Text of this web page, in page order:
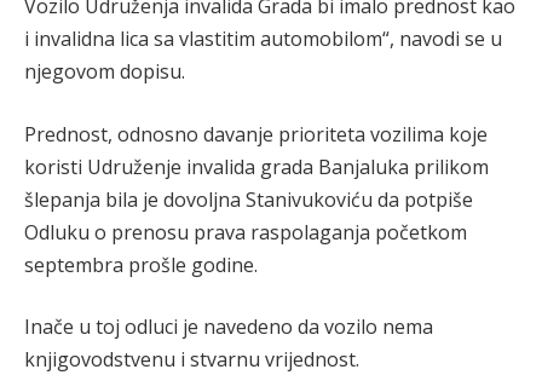
Vozilo Udruženja invalida Grada bi imalo prednost kao
i invalidna lica sa vlastitim automobilom“, navodi se u
njegovom dopisu.
Prednost, odnosno davanje prioriteta vozilima koje
koristi Udruženje invalida grada Banjaluka prilikom
šlepanja bila je dovoljna Stanivukoviću da potpiše
Odluku o prenosu prava raspolaganja početkom
septembra prošle godine.
Inače u toj odluci je navedeno da vozilo nema
knjigovodstvenu i stvarnu vrijednost.